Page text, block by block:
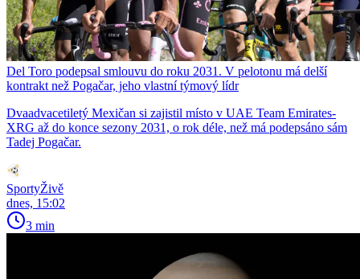
Del Toro podepsal smlouvu do roku 2031. V pelotonu má delší
kontrakt než Pogačar, jeho vlastní týmový lídr
Dvaadvacetiletý Mexičan si zajistil místo v UAE Team Emirates-
XRG až do konce sezony 2031, o rok déle, než má podepsáno sám
Tadej Pogačar.
SportyŽivě
dnes, 15:02
3 min